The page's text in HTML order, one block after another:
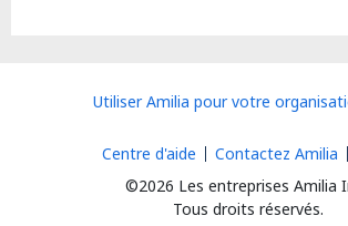
Utiliser Amilia pour votre
©2026 Les entreprises Amilia
Tous droits réservés.
Centre d'aide Contactez Amilia